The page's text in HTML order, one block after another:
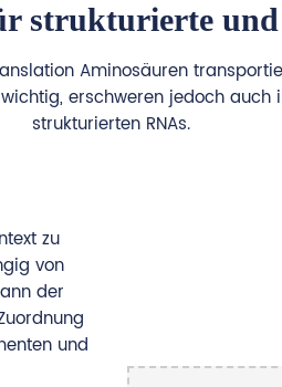
strukturierte
Aminosäuren
erschweren jedoch
strukturierten RNAs.
zu
von
der
und